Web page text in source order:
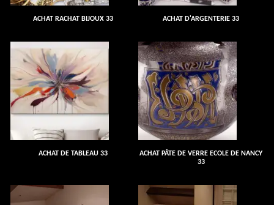
ACHAT RACHAT BIJOUX 33 ACHAT D'ARGENTERIE 33
ACHAT DE TABLEAU 33
ACHAT PÂTE DE VERRE ECOLE DE NANCY
33